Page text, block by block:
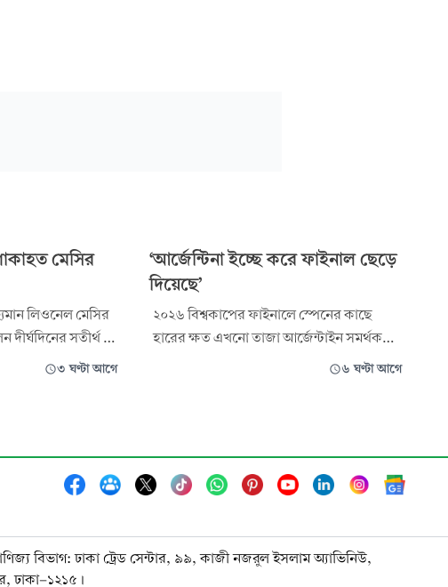
মেসির
লিওনেল মেসির
দীর্ঘদিনের সতীর্থ ও
করে মেসি ও তার
৩ ঘণ্টা আগে
‘আর্জেন্টিনা ইচ্ছে করে ফাইনাল ছেড়ে
দিয়েছে’
২০২৬ বিশ্বকাপের ফাইনালে স্পেনের কাছে
হারের ক্ষত এখনো তাজা আর্জেন্টাইন সমর্থকদের
মনে। সেই হতাশারই এক মজার অভিজ্ঞতার
অভিযোগ করে বসেন।
৬ ঘণ্টা আগে
বিভাগ: ঢাকা ট্রেড সেন্টার, ৯৯, কাজী নজরুল ইসলাম অ্যাভিনিউ,
ঢাকা-১২১৫।